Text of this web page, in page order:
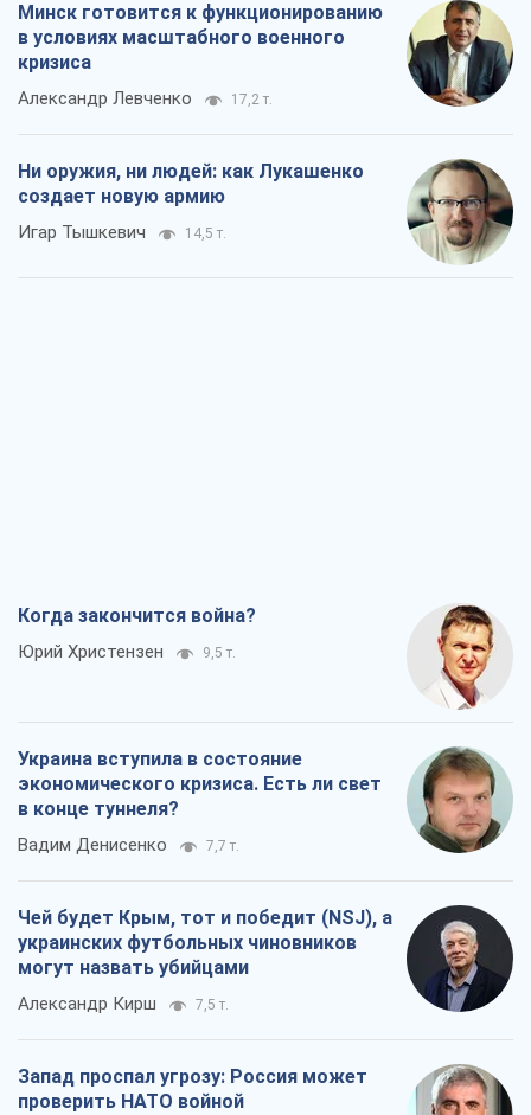
Минск готовится к функционированию
в условиях масштабного военного
кризиса
Александр Левченко 17,2 т.
Ни оружия, ни людей: как Лукашенко
создает новую армию
Игар Тышкевич 14,5 т.
Когда закончится война?
Юрий Христензен 9,5 т.
Украина вступила в состояние
экономического кризиса. Есть ли свет
в конце туннеля?
Вадим Денисенко 7,7 т.
Чей будет Крым, тот и победит (NSJ), а
украинских футбольных чиновников
могут назвать убийцами
Александр Кирш 7,5 т.
Запад проспал угрозу: Россия может
проверить НАТО войной